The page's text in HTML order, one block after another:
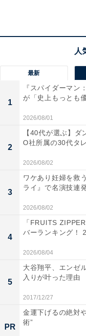
パドックでのテイエムジン
あれだけイレ混んで
ートが開くと好スタ
りつきましたが、内
馬が譲らず、思った
た。結果としてケイ
含めた4頭が逃げ争
タイムは34秒1と昨
最新
1
『スパイダーマン
が「史上もっとも
2026/08/01
2
【40代が選ぶ】
O社所属の30代タ
2026/08/02
3
ワケあり妊婦を救
ライ』で名演技連
2026/08/02
4
「FRUITS
バーランキング！
2026/08/04
5
大谷翔平、エンゼ
入りが叶った理由
2017/12/27
PR
金運下げるの絶対
術”